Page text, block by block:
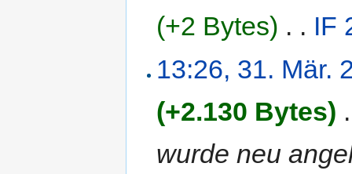
(+2 Bytes) . . IF
13:26, 31. Mär.
(+2.130 Bytes)
wurde neu